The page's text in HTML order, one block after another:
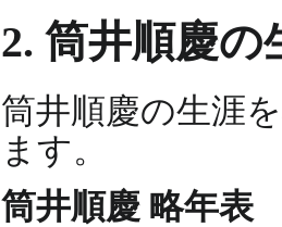
2. 筒井順慶の
筒井順慶の生涯
ます。
筒井順慶 略年表